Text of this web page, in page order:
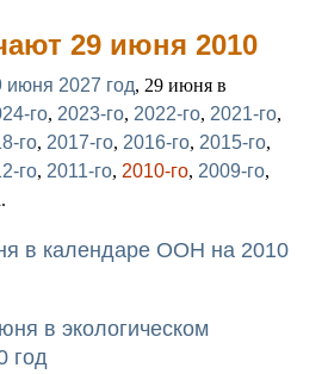
29 июня 2010
июня 2027 год, 29 июня в
го, 2023-го, 2022-го, 2021-го,
го, 2017-го, 2016-го, 2015-го,
го, 2011-го, 2010-го, 2009-го,
в календаре ООН на 2010
в экологическом
год